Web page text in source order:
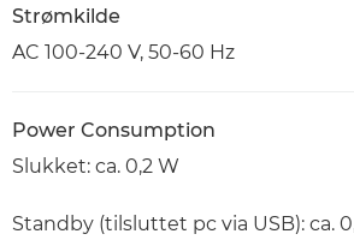
Strømkilde
AC 100-240 V, 50-60 Hz
Power Consumption
Slukket: ca. 0,2 W
Standby (tilsluttet pc via USB): ca.